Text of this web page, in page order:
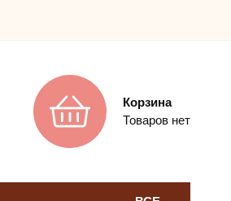
Корзина
Товаров нет